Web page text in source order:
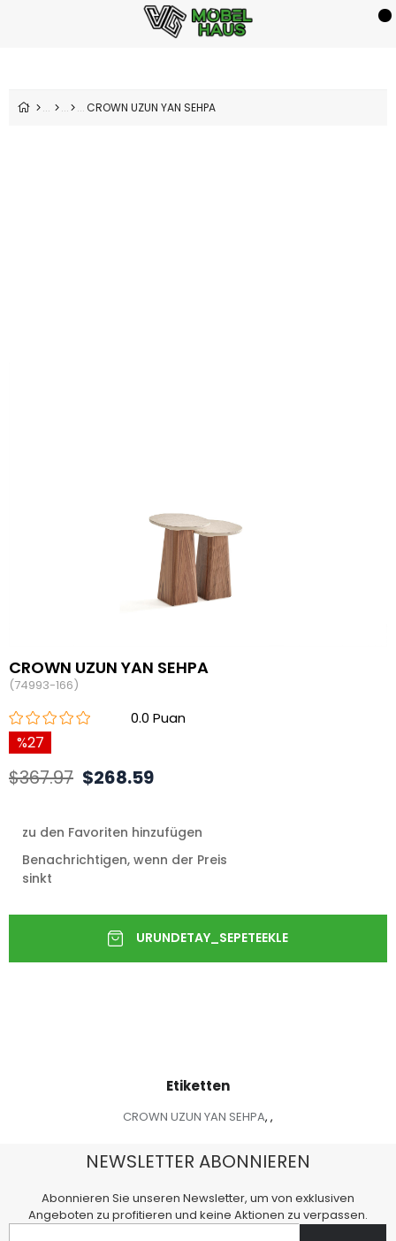
CROWN UZUN YAN SEHPA
CROWN UZUN YAN SEHPA
(74993-166)
0.0
27
$367.97 $268.59
zu den Favoriten hinzufügen
Benachrichtigen, wenn der Preis
sinkt
Etiketten
CROWN UZUN YAN SEHPA, ,
NEWSLETTER ABONNIEREN
Abonnieren Sie unseren Newsletter, um von exklusiven
Angeboten zu profitieren und keine Aktionen zu verpassen.